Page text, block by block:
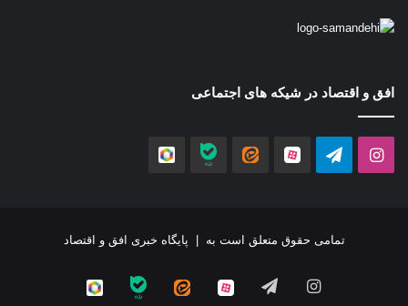
افق و اقتصاد در شیکه های اجتماعی
اینستاگرامتلگرام آپارات ایتا بله
تمامی حقوق متعلق است به | پایگاه خبری افق و اقتصاد
اینستاگرامتلگرام آپارات ایتا بله